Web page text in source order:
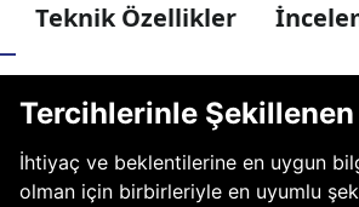
Teknik Özellikler
Tercihlerinle Şekillenen
İhtiyaç ve beklentilerine en uygun
olman için birbirleriyle en uyumlu